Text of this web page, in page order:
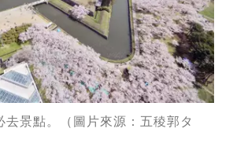
去景點。（圖片來源：五稜郭タ